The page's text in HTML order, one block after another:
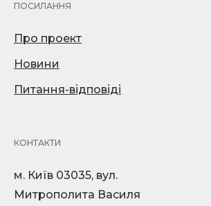
ПОСИЛАННЯ
Про проект
Новини
Питання-відповіді
КОНТАКТИ
м. Київ 03035, вул.
Митрополита Василя